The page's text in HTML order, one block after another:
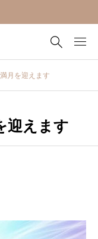
月を迎えます
迎えます